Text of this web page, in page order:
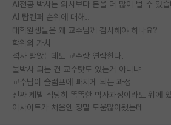
AI전공 박사는 의사보다 돈을 더 많이 벌 수 있
AI 탑컨퍼 순위에 대해..
대학원생들은 왜 교수님께 감사해야 하나요?
학위의 가치
석사 받았는데도 교수랑 연락한다.
물박사 되는 건 교수탓도 있는거 아니냐
교수님이 슬럼프에 빠지게 되는 과정
이사이트가 처음엔 정말 도움많이됐는데